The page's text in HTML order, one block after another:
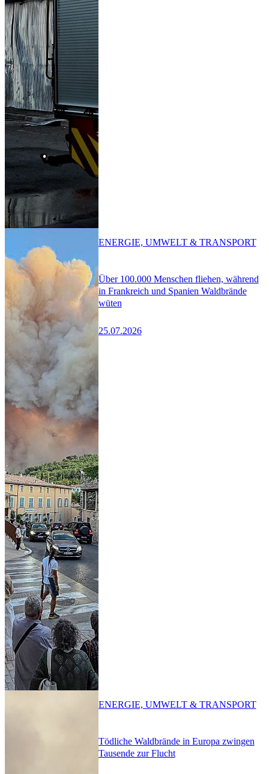
Über 100.000 Menschen fliehen, während
in Frankreich und Spanien Waldbrände
wüten
25.07.2026
ENERGIE, UMWELT & TRANSPORT
Tödliche Waldbrände in Europa zwingen
Tausende zur Flucht
ENERGIE, UMWELT & TRANSPORT